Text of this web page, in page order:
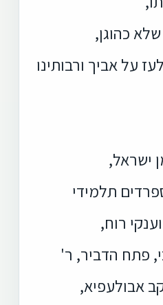
כהוגן,
על אביך ורבותינו
ישראל,
תלמידי
רוח,
פתח הדביר, ר'
אבולעפיא,